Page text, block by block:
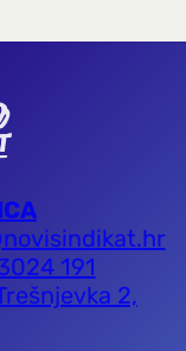
191
2,